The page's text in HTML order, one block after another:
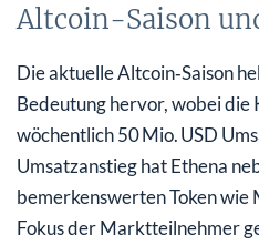
Altcoin-Saison
Die aktuelle Altcoin‑Saison
Bedeutung hervor, wobei
wöchentlich 50 Mio. USD
Umsatzanstieg hat Ethena
bemerkenswerten Token wie
Fokus der Marktteilnehmer